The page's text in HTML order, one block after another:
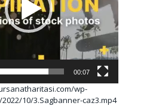
00:07
wp-
10/3.Sagbanner-caz3.mp4